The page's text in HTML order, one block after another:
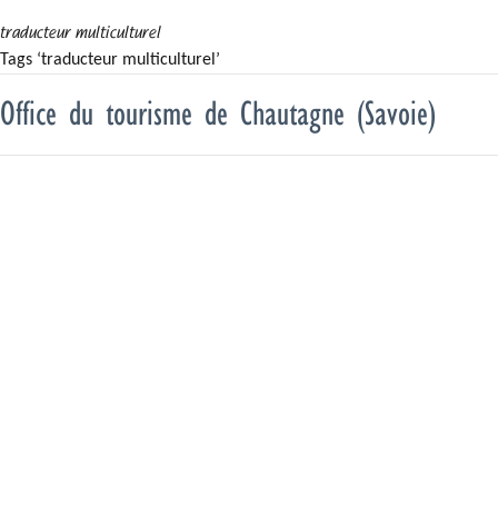
traducteur multiculturel
Tags ‘traducteur multiculturel’
Office du tourisme de Chautagne (Savoie)